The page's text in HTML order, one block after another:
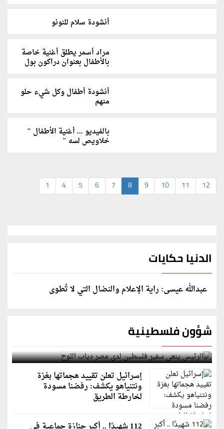
أنشودة سلام للنونو
مراد أسمر يطلق أغنية خاصة
بالأطفال بعنوان دراكون بول
أنشودة أطفال وكل شيء حلو
منهم
بالفيديو ... أغنية الأطفال "
خلاويص لسه "
1 4 5 6 7 8 9 10 11 12
الدنيا حكايات
عبدالله عيسى: راية الإعلام والنضال التي لا تُطوى
شؤون فلسطينية
الرئيس ينعى سفير فلسطين لدى مصر دياب اللوح
إسرائيل تعلن تقييد هجماتها بغزة
ونتنياهو يكشف: رفضنا مسودة
لخارطة الطريق